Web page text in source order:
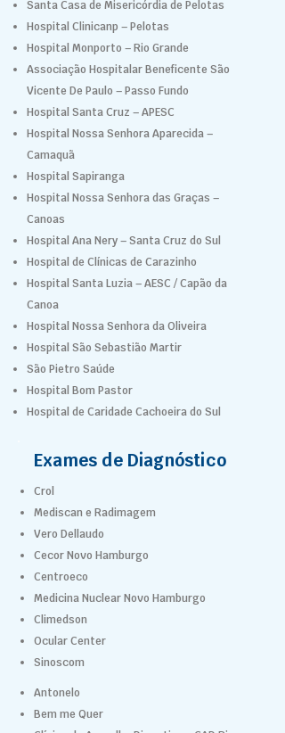
Santa Casa de Misericórdia de Pelotas
Hospital Clinicanp – Pelotas
Hospital Monporto – Rio Grande
Associação Hospitalar Beneficente São
Vicente De Paulo – Passo Fundo
Hospital Santa Cruz – APESC
Hospital Nossa Senhora Aparecida –
Camaquã
Hospital Sapiranga
Hospital Nossa Senhora das Graças –
Canoas
Hospital Ana Nery – Santa Cruz do Sul
Hospital de Clínicas de Carazinho
Hospital Santa Luzia – AESC / Capão da
Canoa
Hospital Nossa Senhora da Oliveira
Hospital São Sebastião Martir
São Pietro Saúde
Hospital Bom Pastor
Hospital de Caridade Cachoeira do Sul
Exames de Diagnóstico
Crol
Mediscan e Radimagem
Vero Dellaudo
Cecor Novo Hamburgo
Centroeco
Medicina Nuclear Novo Hamburgo
Climedson
Ocular Center
Sinoscom
Antonelo
Bem me Quer